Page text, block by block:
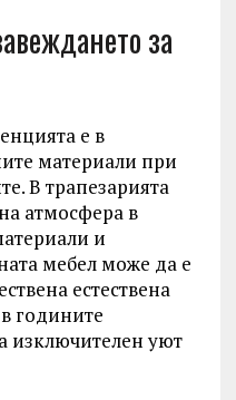
за
е в
материали при
В трапезарията
атмосфера в
и
мебел може да е
естествена
годините
изключителен уют